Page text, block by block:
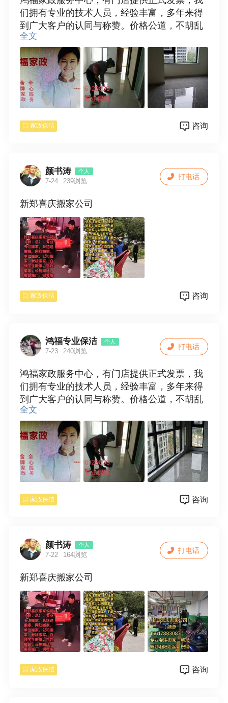
机灯:具不包括），厂房，学校及商场保洁，物
业保洁。
2，搬家，专业门头清洗，擦玻璃，洗窗帘，清
洗抽油烟机，家电清洗，地板打蜡，地毯清
洗，输通下水道，换窗纱，拆装空调等一系列
家庭服务。
3，保姆，月嫂，钟点工，热情周到细心服务。
全天24小时为您服务，只要恁一个电话，我们
服务到家放心的家政服务，因为专业，所以更
好。
们拥有专业的技术人员，经验丰富，多年来得
到广大客户的认同与称赞。价格公道，不胡乱
收费，质优价廉，满意后付款，诚信合作。
服务项目：
1，专业承接家庭〔单位〕保洁，新房开荒保
洁，旧居保洁，家庭保洁包括擦玻璃，门窗，
地面清洁，地角线，厨房，卫生间等保洁（烟
业保洁。
洗，输通下水道，换窗纱，拆装空调等一系列
家庭服务。
全天24小时为您服务，只要恁一个电话，我们
服务到家放心的家政服务，因为专业，所以更
好。
地址：中华路国家电网对面鸿福家政
电话:15036129839
全文
家政保洁 咨询
颜书涛 个人
7-24 239浏览
新郑喜庆搬家公司
打电话
家政保洁 咨询
鸿福专业保洁 个人
7-23 240浏览
鸿福家政服务中心，有门店提供正式发票，我
们拥有专业的技术人员，经验丰富，多年来得
到广大客户的认同与称赞。价格公道，不胡乱
收费，质优价廉，满意后付款，诚信合作。
服务项目：
1，专业承接家庭〔单位〕保洁，新房开荒保
洁，旧居保洁，家庭保洁包括擦玻璃，门窗，
地面清洁，地角线，厨房，卫生间等保洁（烟
业保洁。
洗，输通下水道，换窗纱，拆装空调等一系列
家庭服务。
全天24小时为您服务，只要恁一个电话，我们
服务到家放心的家政服务，因为专业，所以更
好。
地址：中华路国家电网对面鸿福家政
电话:15036129839
全文
打电话
家政保洁 咨询
颜书涛 个人
7-22 164浏览
新郑喜庆搬家公司
打电话
家政保洁 咨询